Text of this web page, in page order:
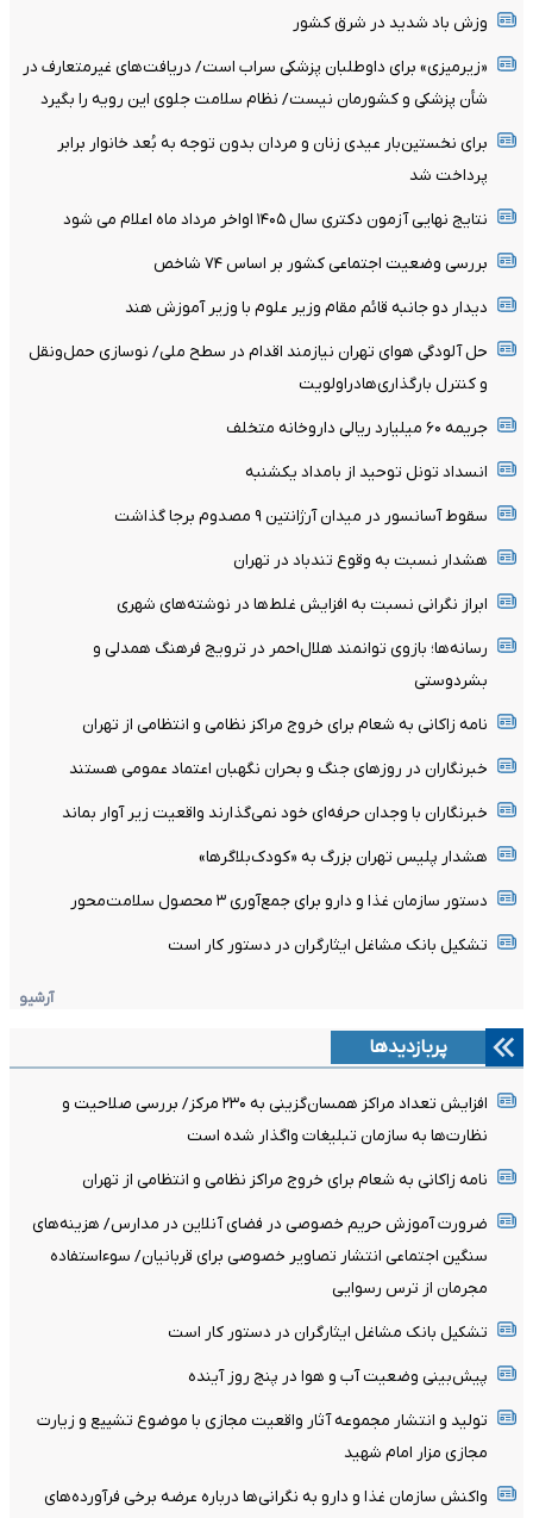
وزش باد شدید در شرق کشور
«زیرمیزی» برای داوطلبان پزشکی سراب است/ دریافت‌های غیرمتعارف در
شأن پزشکی و کشورمان نیست/ نظام سلامت جلوی این رویه را بگیرد
برای نخستین‌بار عیدی زنان و مردان بدون توجه به بُعد خانوار برابر
پرداخت شد
نتایج نهایی آزمون دکتری سال ۱۴۰۵ اواخر مرداد ماه اعلام می شود
بررسی وضعیت اجتماعی کشور بر اساس ۷۴ شاخص
دیدار دو جانبه قائم مقام وزیر علوم با وزیر آموزش هند
حل آلودگی هوای تهران نیازمند اقدام در سطح ملی/ نوسازی حمل‌ونقل
و کنترل بارگذاری‌هادراولویت
جریمه ۶۰ میلیارد ریالی داروخانه متخلف
انسداد تونل توحید از بامداد یکشنبه
سقوط آسانسور در میدان آرژانتین ۹ مصدوم برجا گذاشت
هشدار نسبت به وقوع تندباد در تهران
ابراز نگرانی نسبت به افزایش غلط‌ها در نوشته‌های شهری
رسانه‌ها؛ بازوی توانمند هلال‌احمر در ترویج فرهنگ همدلی و
بشردوستی
نامه زاکانی به شعام برای خروج مراکز نظامی و انتظامی از تهران
خبرنگاران در روزهای جنگ و بحران نگهبان اعتماد عمومی هستند
خبرنگاران با وجدان حرفه‌ای خود نمی‌گذارند واقعیت زیر آوار بماند
هشدار پلیس تهران بزرگ به «کودک‌بلاگرها»
دستور سازمان غذا و دارو برای جمع‌آوری ۳ محصول سلامت‌محور
تشکیل بانک مشاغل ایثارگران در دستور کار است
آرشیو
پربازدیدها
افزایش تعداد مراکز همسان‌گزینی به ۲۳۰ مرکز/ بررسی صلاحیت و
نظارت‌ها به سازمان تبلیغات واگذار شده است
نامه زاکانی به شعام برای خروج مراکز نظامی و انتظامی از تهران
ضرورت آموزش حریم خصوصی در فضای آنلاین در مدارس/ هزینه‌های
سنگین اجتماعی انتشار تصاویر خصوصی برای قربانیان/ سوءاستفاده
مجرمان از ترس رسوایی
تشکیل بانک مشاغل ایثارگران در دستور کار است
پیش‌بینی وضعیت آب و هوا در پنج روز آینده
تولید و انتشار مجموعه آثار واقعیت مجازی با موضوع تشییع و زیارت
مجازی مزار امام شهید
واکنش سازمان غذا و دارو به نگرانی‌ها درباره عرضه برخی فرآورده‌های